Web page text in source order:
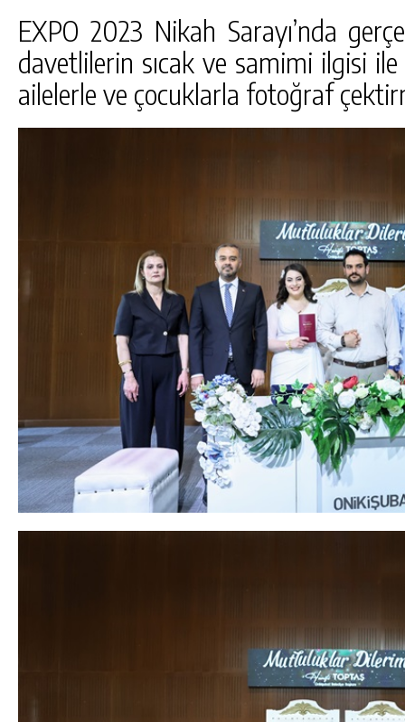
EXPO 2023 Nikah Sarayı’nda
davetlilerin sıcak ve samimi ilgisi
ailelerle ve çocuklarla fotoğraf